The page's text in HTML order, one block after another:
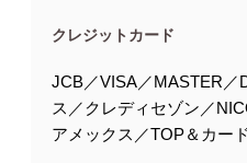
クレジットカード
JCB／VISA／MASTER／
ス／クレディセゾン／
アメックス／TOP＆カード